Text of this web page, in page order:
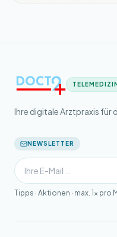
Ihre digitale Arztpraxis für
NEWSLETTER
Tipps · Aktionen · max. 1×